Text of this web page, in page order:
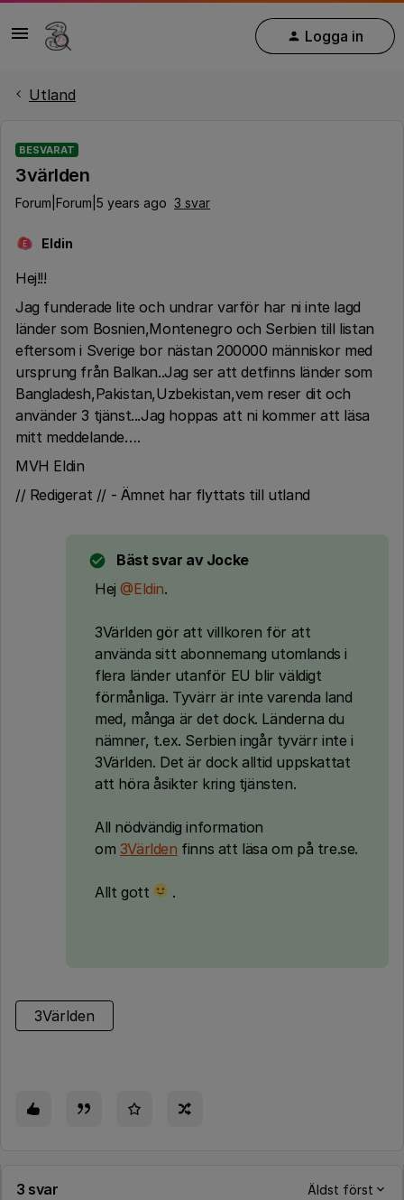
Logga in
Utland
BESVARAT
3världen
Forum|Forum|5 years ago 3 svar
E Eldin
Hej!!!
Jag funderade lite och undrar varför har ni inte lagd
länder som Bosnien,Montenegro och Serbien till listan
eftersom i Sverige bor nästan 200000 människor med
ursprung från Balkan..Jag ser att detfinns länder som
Bangladesh,Pakistan,Uzbekistan,vem reser dit och
använder 3 tjänst...Jag hoppas att ni kommer att läsa
mitt meddelande….
MVH Eldin
// Redigerat // - Ämnet har flyttats till utland
Bäst svar av Jocke
Hej@Eldin.
3Världen gör att villkoren för att
använda sitt abonnemang utomlands i
flera länder utanför EU blir väldigt
förmånliga. Tyvärr är inte varenda land
med, många är det dock. Länderna du
nämner, t.ex. Serbien ingår tyvärr inte i
3Världen. Det är dock alltid uppskattat
att höra åsikter kring tjänsten.
All nödvändig information
om 3Världen finns att läsa om på tre.se.
Allt gott .
3Världen
3 svar Äldst först